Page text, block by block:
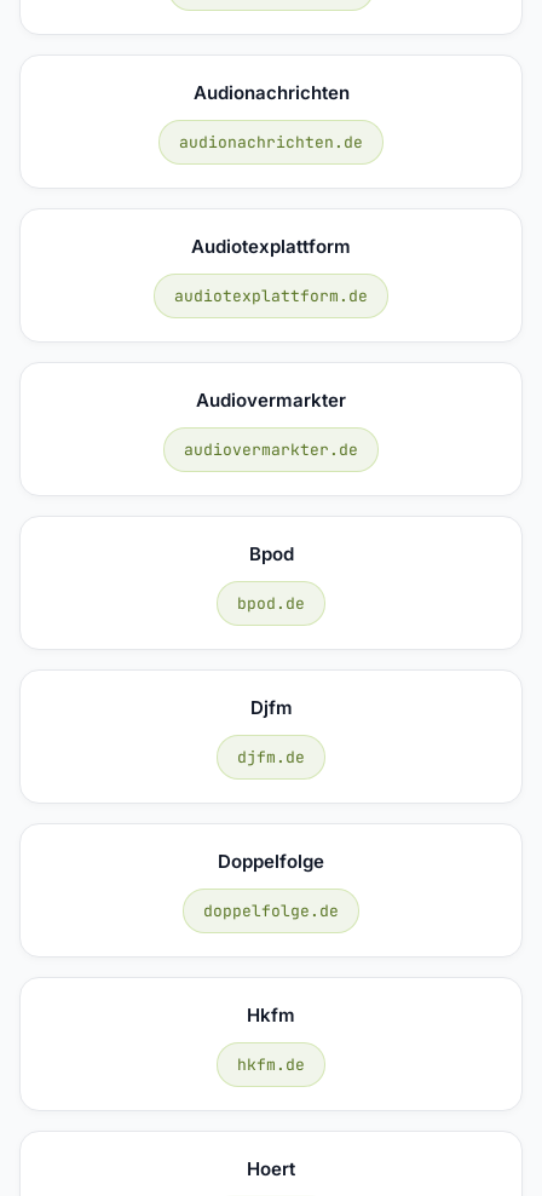
Audionachrichten
audionachrichten.de
Audiotexplattform
audiotexplattform.de
Audiovermarkter
audiovermarkter.de
Bpod
bpod.de
Djfm
djfm.de
Doppelfolge
doppelfolge.de
Hkfm
hkfm.de
Hoert